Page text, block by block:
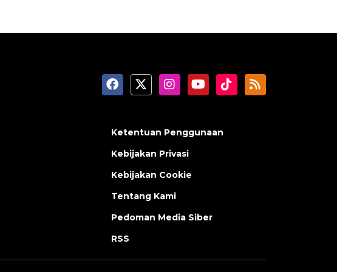
Ketentuan Penggunaan
Kebijakan Privasi
Kebijakan Cookie
Tentang Kami
Pedoman Media Siber
RSS